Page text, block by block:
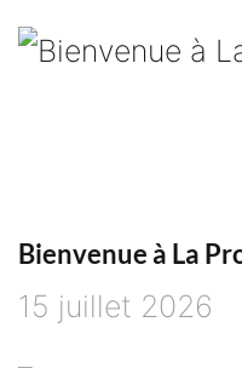
a
r
Bienvenue à La
15 juillet 2026